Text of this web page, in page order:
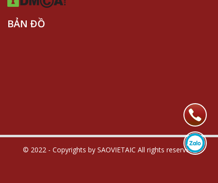
BẢN ĐỒ
© 2022 - Copyrights by SAOVIETAIC All rights reserved.